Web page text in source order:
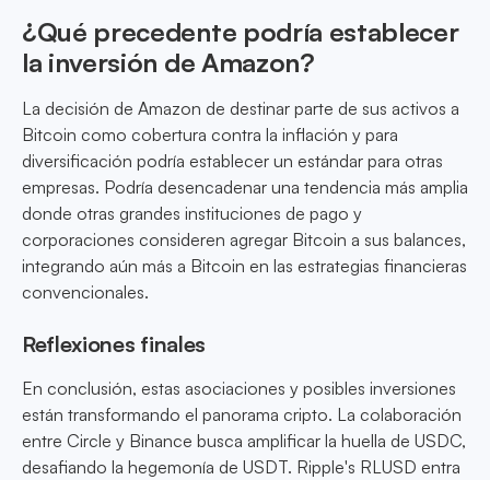
¿Qué precedente podría establecer
la inversión de Amazon?
La decisión de Amazon de destinar parte de sus activos a
Bitcoin como cobertura contra la inflación y para
diversificación podría establecer un estándar para otras
empresas. Podría desencadenar una tendencia más amplia
donde otras grandes instituciones de pago y
corporaciones consideren agregar Bitcoin a sus balances,
integrando aún más a Bitcoin en las estrategias financieras
convencionales.
Reflexiones finales
En conclusión, estas asociaciones y posibles inversiones
están transformando el panorama cripto. La colaboración
entre Circle y Binance busca amplificar la huella de USDC,
desafiando la hegemonía de USDT. Ripple's RLUSD entra